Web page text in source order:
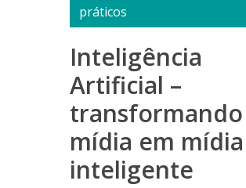
práticos
Inteligência
Artificial –
transformando
mídia em mídia
inteligente